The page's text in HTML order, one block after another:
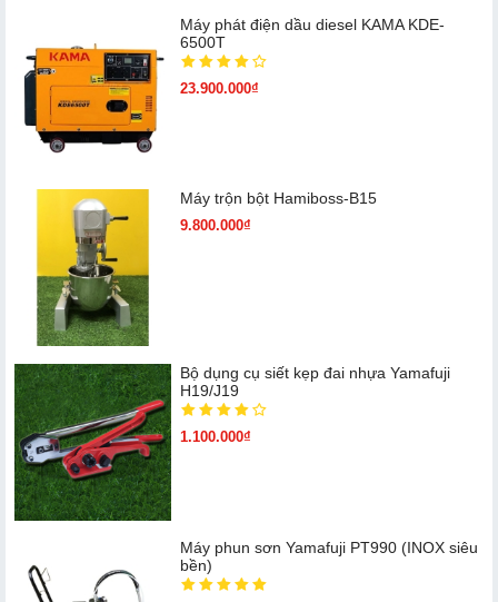
Máy phát điện dầu diesel KAMA KDE-
6500T
23.900.000₫
Máy trộn bột Hamiboss-B15
9.800.000₫
Bộ dụng cụ siết kẹp đai nhựa Yamafuji
H19/J19
1.100.000₫
Máy phun sơn Yamafuji PT990 (INOX siêu
bền)